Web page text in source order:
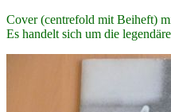
Cover (centrefold mit Beiheft)
Es handelt sich um die